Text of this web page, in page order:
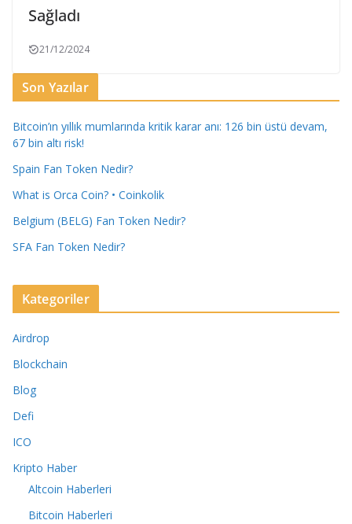
Sağladı
21/12/2024
Son Yazılar
Bitcoin’ın yıllık mumlarında kritik karar anı: 126 bin üstü devam,
67 bin altı risk!
Spain Fan Token Nedir?
What is Orca Coin? • Coinkolik
Belgium (BELG) Fan Token Nedir?
SFA Fan Token Nedir?
Kategoriler
Airdrop
Blockchain
Blog
Defi
ICO
Kripto Haber
Altcoin Haberleri
Bitcoin Haberleri